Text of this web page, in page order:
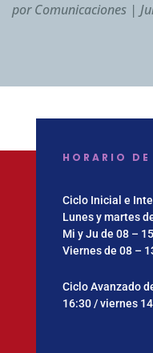
porComunicaciones |
HORARIO DE
Ciclo Inicial e
Lunes y martes
Mi y Ju de 08 –
Viernes de 08 –
Ciclo Avanzado
16:30 / viernes